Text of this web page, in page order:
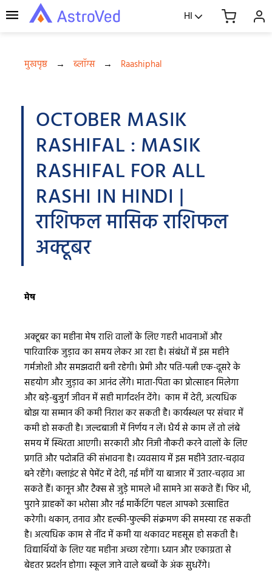
HI
मुखपृष्ठ → ब्लॉग्स → Raashiphal
OCTOBER MASIK
RASHIFAL : MASIK
RASHIFAL FOR ALL
RASHI IN HINDI |
राशिफल मासिक राशिफल
अक्टूबर
मेष
अक्टूबर का महीना मेष राशि वालों के लिए गहरी भावनाओं और
पारिवारिक जुड़ाव का समय लेकर आ रहा है। संबंधों में इस महीने
गर्मजोशी और समझदारी बनी रहेगी। प्रेमी और पति-पत्नी एक-दूसरे के
सहयोग और जुड़ाव का आनंद लेंगे। माता-पिता का प्रोत्साहन मिलेगा
और बड़े-बुजुर्ग जीवन में सही मार्गदर्शन देंगे। काम में देरी, अत्यधिक
बोझ या सम्मान की कमी निराश कर सकती है। कार्यस्थल पर संचार में
कमी हो सकती है। जल्दबाजी में निर्णय न लें। धैर्य से काम लें तो लंबे
समय में स्थिरता आएगी। सरकारी और निजी नौकरी करने वालों के लिए
प्रगति और पदोन्नति की संभावना है। व्यवसाय में इस महीने उतार-चढ़ाव
बने रहेंगे। क्लाइंट से पेमेंट में देरी, नई माँगें या बाजार में उतार-चढ़ाव आ
सकते हैं। कानून और टैक्स से जुड़े मामले भी सामने आ सकते हैं। फिर भी,
पुराने ग्राहकों का भरोसा और नई मार्केटिंग पहल आपको उत्साहित
करेगी। थकान, तनाव और हल्की-फुल्की संक्रमण की समस्या रह सकती
है। अत्यधिक काम से नींद में कमी या थकावट महसूस हो सकती है।
विद्यार्थियों के लिए यह महीना अच्छा रहेगा। ध्यान और एकाग्रता से
बेहतर प्रदर्शन होगा। स्कूल जाने वाले बच्चों के अंक सुधरेंगे।